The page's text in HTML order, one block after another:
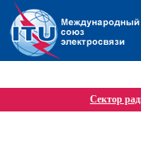
Сектор